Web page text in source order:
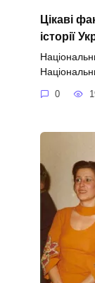
Цікаві
історії
0